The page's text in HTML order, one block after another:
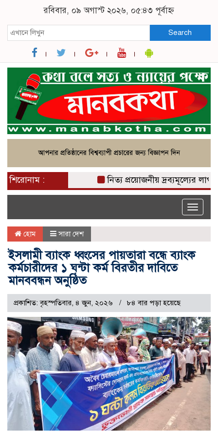
রবিবার, ০৯ অগাস্ট ২০২৬, ০৫:৪৩ পূর্বাহ্ন
Search
শিরোনাম : নিত্য প্রয়োজনীয় দ্রব্যমূল্যের
Toggle
হোম সারা দেশ
ইসলামী ব্যাংক ধ্বংসের পায়তারা বন্ধে ব্যাংক
কর্মচারীদের ১ ঘন্টা কর্ম বিরতীর দাবিতে
মানববন্ধন অনুষ্ঠিত
প্রকাশিত: বৃহস্পতিবার, ৪ জুন, ২০২৬ ৮৪ বার পড়া হয়েছে